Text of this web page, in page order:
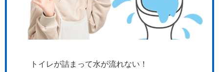
トイレが詰まって水が流れない！